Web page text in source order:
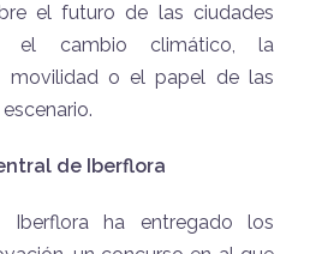
el futuro de las ciudades
el cambio climático, la
movilidad o el papel de las
de Iberflora
Iberflora ha entregado los